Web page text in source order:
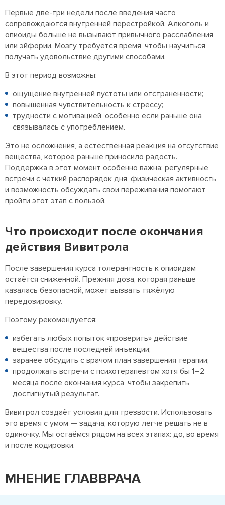
Первые две-три недели после введения часто
сопровождаются внутренней перестройкой. Алкоголь и
опиоиды больше не вызывают привычного расслабления
или эйфории. Мозгу требуется время, чтобы научиться
получать удовольствие другими способами.
В этот период возможны:
ощущение внутренней пустоты или отстранённости;
повышенная чувствительность к стрессу;
трудности с мотивацией, особенно если раньше она
связывалась с употреблением.
Это не осложнения, а естественная реакция на отсутствие
вещества, которое раньше приносило радость.
Поддержка в этот момент особенно важна: регулярные
встречи с чёткий распорядок дня, физическая активность
и возможность обсуждать свои переживания помогают
пройти этот этап с пользой.
Что происходит после окончания
действия Вивитрола
После завершения курса толерантность к опиоидам
остаётся сниженной. Прежняя доза, которая раньше
казалась безопасной, может вызвать тяжёлую
передозировку.
Поэтому рекомендуется:
избегать любых попыток «проверить» действие
вещества после последней инъекции;
заранее обсудить с врачом план завершения терапии;
продолжать встречи с психотерапевтом хотя бы 1–2
месяца после окончания курса, чтобы закрепить
достигнутый результат.
Вивитрол создаёт условия для трезвости. Использовать
это время с умом — задача, которую легче решать не в
одиночку. Мы остаёмся рядом на всех этапах: до, во время
и после кодировки.
МНЕНИЕ ГЛАВВРАЧА